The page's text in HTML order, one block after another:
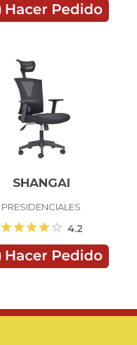
SHANGAI
PRESIDENCIALES
starstarstarstarstar 4.2